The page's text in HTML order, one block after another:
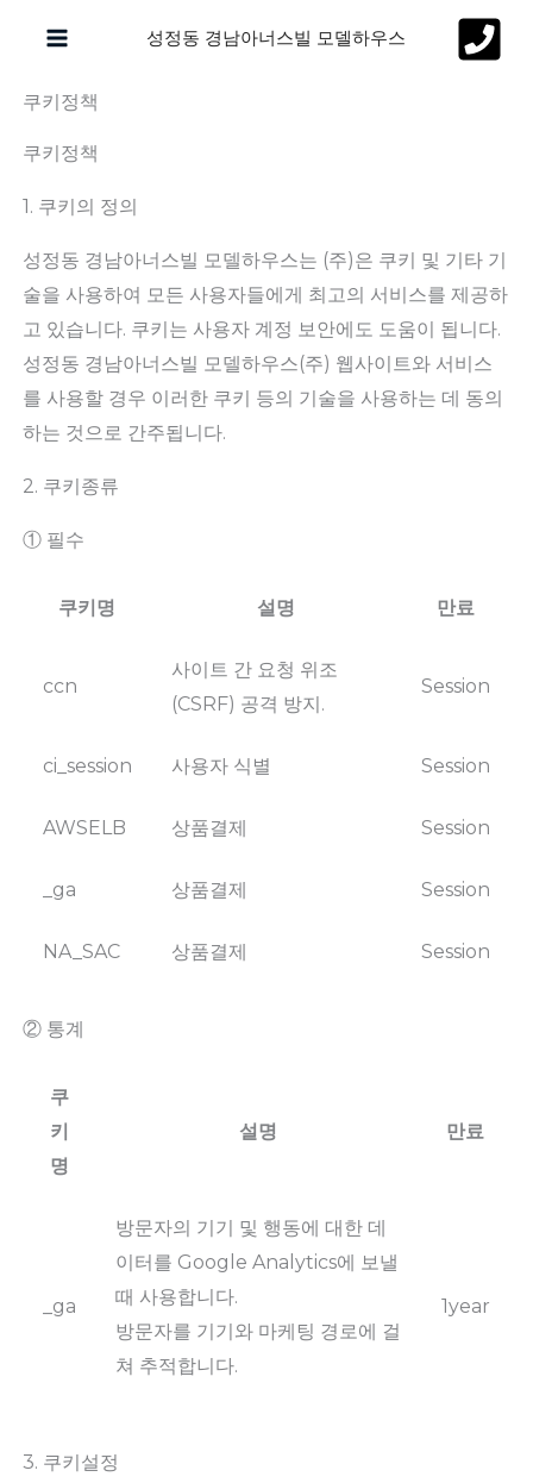
성정동 경남아너스빌 모델하우스
쿠키정책
쿠키정책
1. 쿠키의 정의
성정동 경남아너스빌 모델하우스는 (주)은 쿠키 및 기타 기
술을 사용하여 모든 사용자들에게 최고의 서비스를 제공하
고 있습니다. 쿠키는 사용자 계정 보안에도 도움이 됩니다.
성정동 경남아너스빌 모델하우스(주) 웹사이트와 서비스
를 사용할 경우 이러한 쿠키 등의 기술을 사용하는 데 동의
하는 것으로 간주됩니다.
2. 쿠키종류
① 필수
쿠키명 설명 만료
ccn
사이트 간 요청 위조
(CSRF) 공격 방지.
Session
ci_session 사용자 식별 Session
AWSELB 상품결제 Session
_ga 상품결제 Session
NA_SAC 상품결제 Session
② 통계
쿠
키
명
설명 만료
_ga
방문자의 기기 및 행동에 대한 데
이터를 Google Analytics에 보낼
때 사용합니다.
방문자를 기기와 마케팅 경로에 걸
쳐 추적합니다.
1year
3. 쿠키설정